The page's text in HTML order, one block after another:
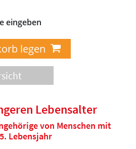
eingeben
Lebensalter
von Menschen mit
Lebensjahr